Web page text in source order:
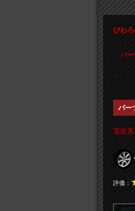
びわ
パー
パー
電装系
評価：